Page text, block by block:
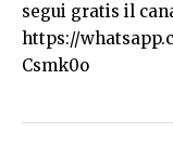
segui gratis il
https://
Csmk0o